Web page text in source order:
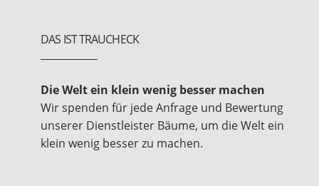
DAS IST TRAUCHECK
Die Welt ein klein wenig besser machen
Wir spenden für jede Anfrage und Bewertung
unserer Dienstleister Bäume, um die Welt ein
klein wenig besser zu machen.